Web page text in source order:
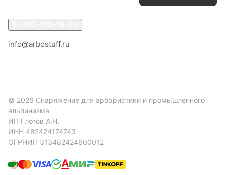
info@arbostuff.ru
© 2026 Снаряжение для арбористики и промышленного
альпинизма
ИП Глотов А.Н.
ИНН 482424174743
ОГРНИП 313482424600012